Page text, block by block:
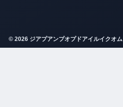
© 2026 ジアプアンプオプドアイルイクオム